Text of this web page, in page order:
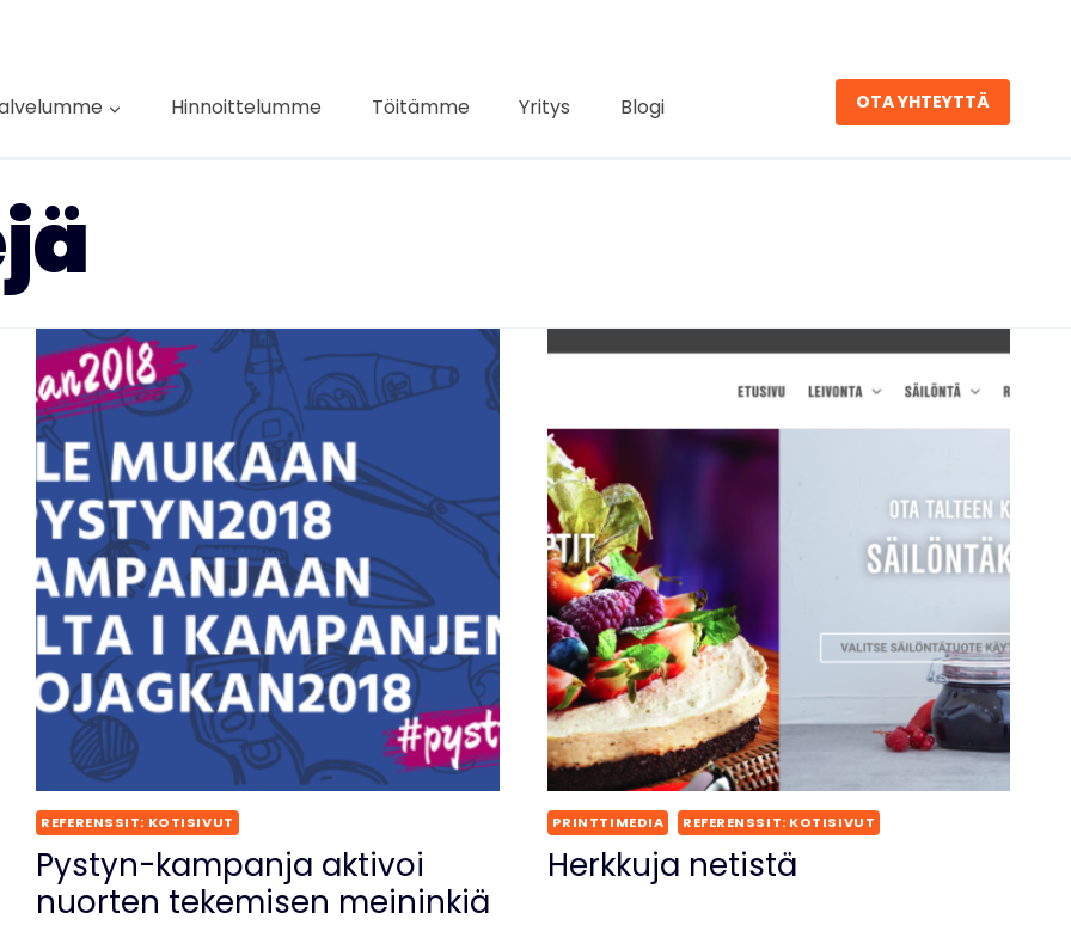
Hinnoittelumme Töitämme Yritys Blogi OTA YHTEYTTÄ
REFERENSSIT: KOTISIVUT
Pystyn-kampanja aktivoi
nuorten tekemisen meininkiä
PRINTTIMEDIA REFERENSSIT: KOTISIVUT
Herkkuja netistä